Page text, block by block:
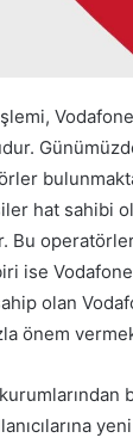
Vodafone
hat sahibi
ise
olan
önem